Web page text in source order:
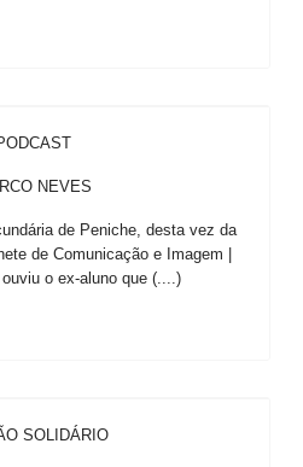
NEVES
de Peniche, desta vez da
de Comunicação e Imagem |
o ex-aluno que (....)
SOLIDÁRIO